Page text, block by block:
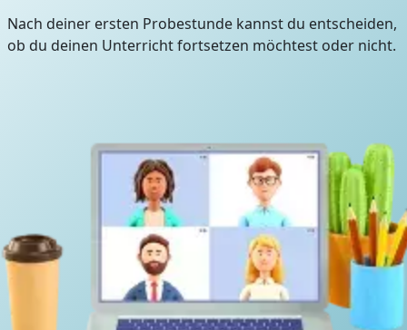
Nach deiner ersten Probestunde kannst du entscheiden,
ob du deinen Unterricht fortsetzen möchtest oder nicht.